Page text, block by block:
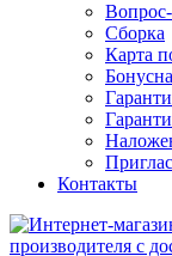
Сборка
Карта
Контакты